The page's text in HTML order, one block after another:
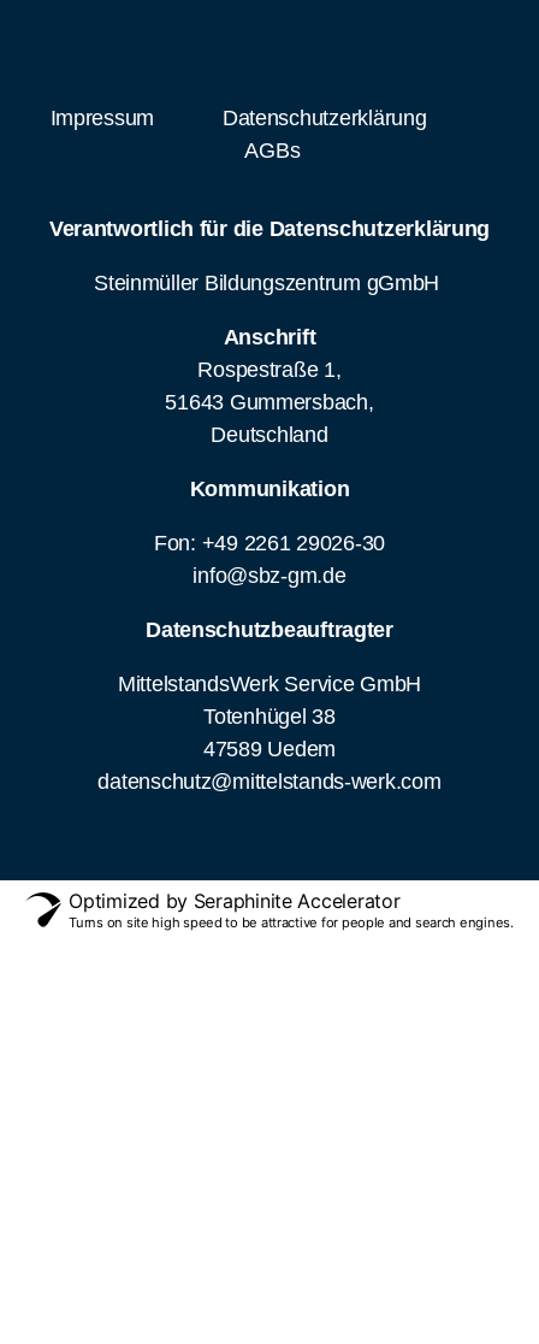
Impressum
Datenschutzerklärung
AGBs
Verantwortlich für die Datenschutzerklärung
Steinmüller Bildungszentrum gGmbH
Anschrift
Rospestraße 1,
51643 Gummersbach,
Deutschland
Kommunikation
Fon: +49 2261 29026-30
info@sbz-gm.de
Datenschutzbeauftragter
MittelstandsWerk Service GmbH
Totenhügel 38
47589 Uedem
datenschutz@mittelstands-werk.com
Optimized by Seraphinite Accelerator
Turns on site high speed to be attractive for people and search engines.